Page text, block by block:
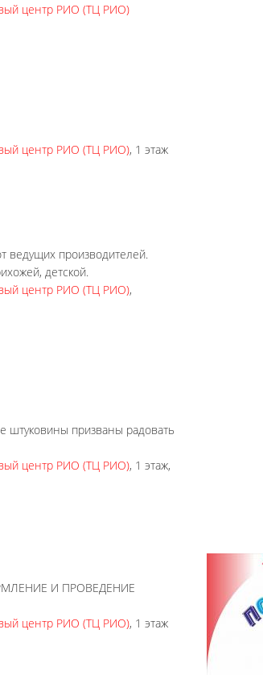
центр РИО (ТЦ РИО)
центр РИО (ТЦ РИО), 1 этаж
ведущих производителей.
детской.
центр РИО (ТЦ РИО),
штуковины призваны радовать
центр РИО (ТЦ РИО), 1 этаж,
И ПРОВЕДЕНИЕ
центр РИО (ТЦ РИО), 1 этаж